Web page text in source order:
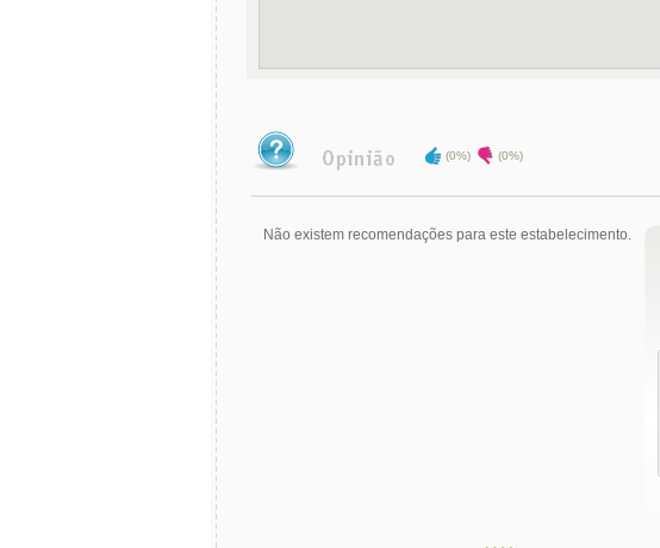
(0%) (0%)
Não existem recomendações para este estabelecimento.